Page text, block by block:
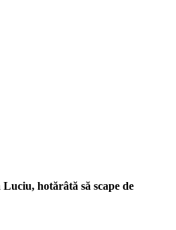
Luciu, hotărâtă să scape de